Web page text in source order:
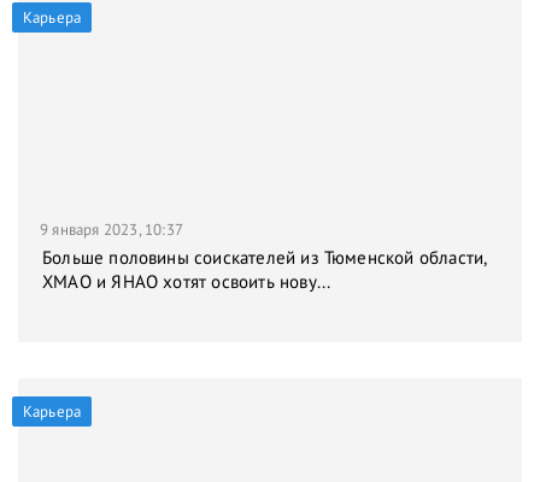
Карьера
9 января 2023, 10:37
Больше половины соискателей из Тюменской области,
ХМАО и ЯНАО хотят освоить нову...
Карьера